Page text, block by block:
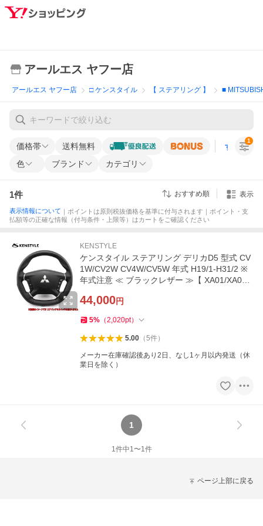
アールエス ヤフー店
アールエス ヤフー店 □ ケンスタイル 【 ステアリング 】 ■
価格帯 送料無料 すべての条
色 ブランド カテゴリ
1
1件 おすすめ順 表示
表示情報について ｜ポイントは原則税抜価格を基準に付与されます｜ポイント・支
払額等の正確な情報（付与条件・上限等）はカートをご確認ください
KENSTYLE
ケンスタイル ステアリング デリカD5 型式 CV
1W/CV2W CV4W/CV5W 年式 H19/1-H31/2 ※
年式注意 ≪ ブラックレザー ≫【 XA01/XA02/
44,000円
5% （2,020pt）
5.00（5件）
メーカー在庫確認後あり2日、なし1ヶ月以内発送（休
業日を除く）
1
1件中1〜1件
ページ上部に戻る